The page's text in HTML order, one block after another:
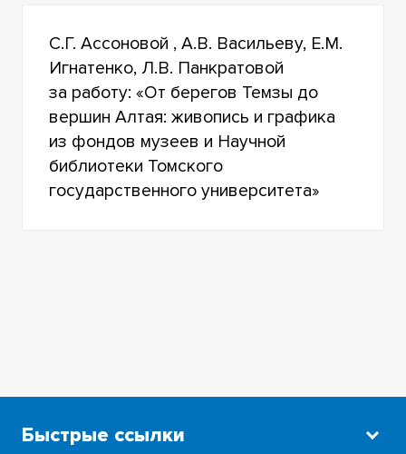
С.Г. Ассоновой , А.В. Васильеву, Е.М.
Игнатенко, Л.В. Панкратовой
за работу: «От берегов Темзы до
вершин Алтая: живопись и графика
из фондов музеев и Научной
библиотеки Томского
государственного университета»
Быстрые ссылки